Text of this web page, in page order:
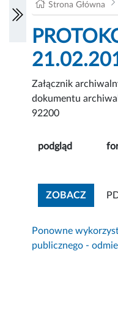
Strona Główna
Załącznik
dokumentu
92200
podgląd
ZOBACZ
Ponowne
publicznego -